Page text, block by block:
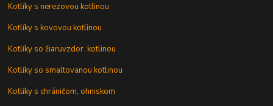
Kotlíky s nerezovou kotlinou
Kotlíky s kovovou kotlinou
Kotlíky so žiaruvzdor. kotlinou
Kotlíky so smaltovanou kotlinou
Kotlíky s chráničom, ohniskom